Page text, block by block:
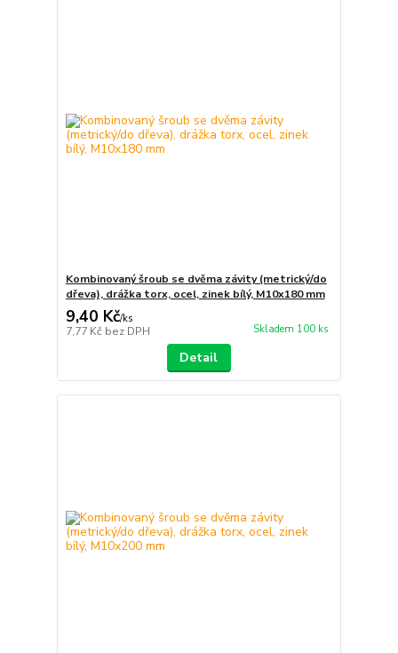
Kombinovaný šroub se dvěma závity (metrický/do
dřeva), drážka torx, ocel, zinek bílý, M10x180 mm
9,40 Kč/ks
7,77 Kč bez DPH Skladem 100 ks
Detail